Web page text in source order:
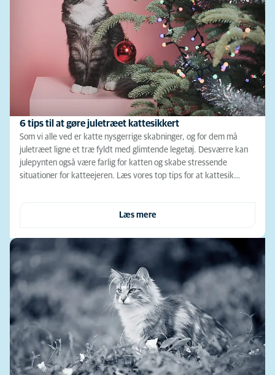
6 tips til at gøre juletræet kattesikkert
Som vi alle ved er katte nysgerrige skabninger, og for dem må
juletræet ligne et træ fyldt med glimtende legetøj. Desværre kan
julepynten også være farlig for katten og skabe stressende
situationer for katteejeren. Læs vores top tips for at kattesik…
Læs mere